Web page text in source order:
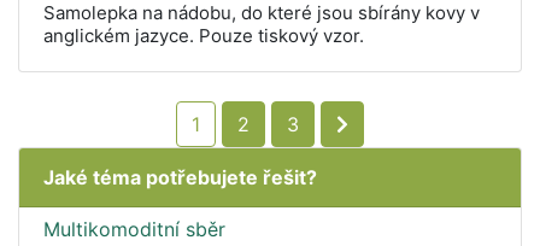
Samolepka na nádobu, do které jsou sbírány kovy v
anglickém jazyce. Pouze tiskový vzor.
1 2 3
Jaké téma potřebujete řešit?
Multikomoditní sběr